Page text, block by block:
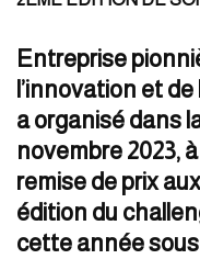
Entreprise
l’innovation et
a organisé dans
novembre 2023,
remise de prix
édition du
cette année